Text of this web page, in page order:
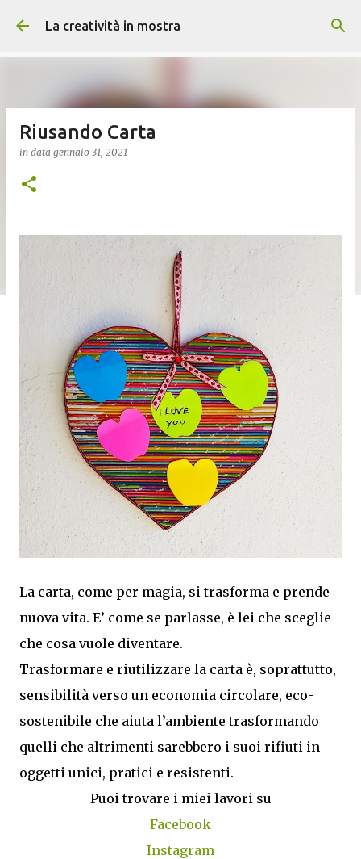
Passa ai contenuti principali
La creatività in mostra
Riusando Carta
in data gennaio 31, 2021
La carta, come per magia, si trasforma e prende
nuova vita. E’ come se parlasse, è lei che sceglie
che cosa vuole diventare.
Trasformare e riutilizzare la carta è, soprattutto,
sensibilità verso un economia circolare, eco-
sostenibile che aiuta l’ambiente trasformando
quelli che altrimenti sarebbero i suoi rifiuti in
oggetti unici, pratici e resistenti.
Puoi trovare i miei lavori su
Facebook
Instagram